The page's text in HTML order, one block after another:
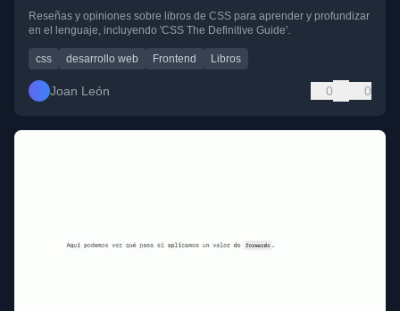
Reseñas y opiniones sobre libros de CSS para aprender y profundizar
en el lenguaje, incluyendo 'CSS The Definitive Guide'.
css desarrollo web Frontend Libros
Joan León 0 0